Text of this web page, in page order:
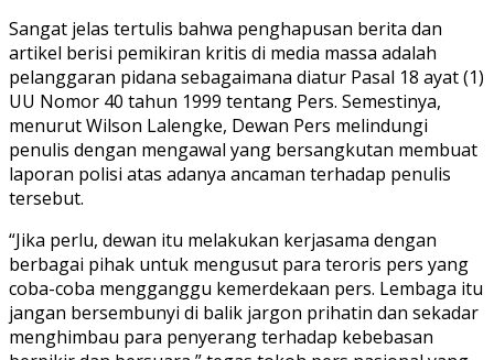
Sangat jelas tertulis bahwa penghapusan berita dan
artikel berisi pemikiran kritis di media massa adalah
pelanggaran pidana sebagaimana diatur Pasal 18 ayat (1)
UU Nomor 40 tahun 1999 tentang Pers. Semestinya,
menurut Wilson Lalengke, Dewan Pers melindungi
penulis dengan mengawal yang bersangkutan membuat
laporan polisi atas adanya ancaman terhadap penulis
tersebut.
“Jika perlu, dewan itu melakukan kerjasama dengan
berbagai pihak untuk mengusut para teroris pers yang
coba-coba mengganggu kemerdekaan pers. Lembaga itu
jangan bersembunyi di balik jargon prihatin dan sekadar
menghimbau para penyerang terhadap kebebasan